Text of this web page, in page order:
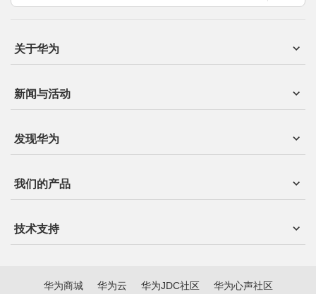
关于华为
新闻与活动
发现华为
我们的产品
技术支持
华为商城 华为云 华为JDC社区 华为心声社区